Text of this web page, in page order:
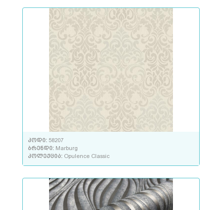
კოდი: 58207
ბრენდი: Marburg
კოლექცია: Opulence Classic